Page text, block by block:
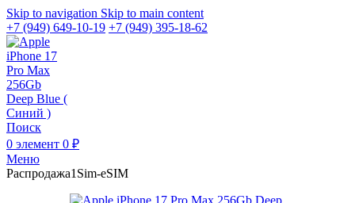
Skip to navigation Skip to main content
+7 (949) 649-10-19 +7 (949) 395-18-62
Поиск
0 элемент 0 ₽
Меню
Распродажа1Sim-eSIM